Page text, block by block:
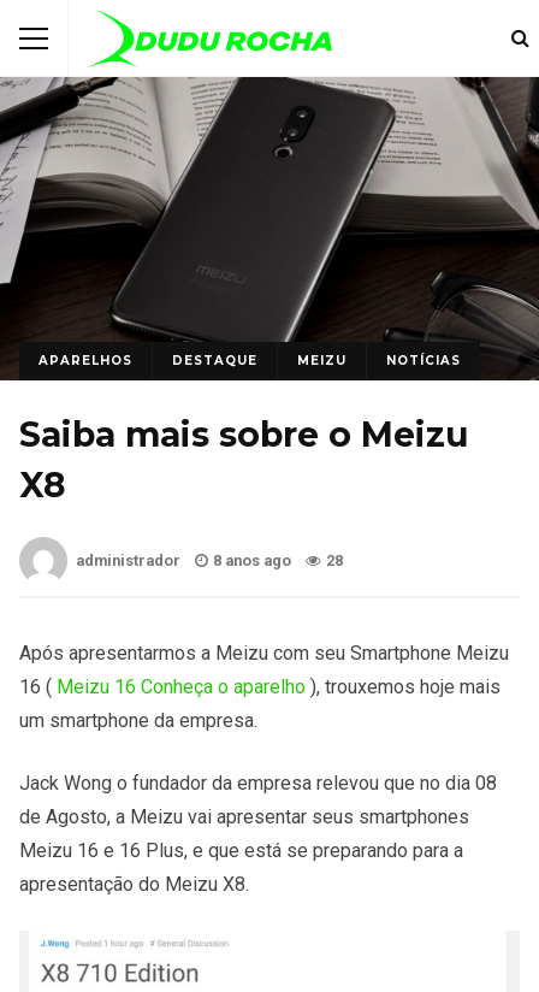
APARELHOS DESTAQUE MEIZU NOTÍCIAS
Saiba mais sobre o Meizu
X8
administrador 8 anos ago 28
Após apresentarmos a Meizu com seu Smartphone Meizu
16 ( Meizu 16 Conheça o aparelho ), trouxemos hoje mais
um smartphone da empresa.
Jack Wong o fundador da empresa relevou que no dia 08
de Agosto, a Meizu vai apresentar seus smartphones
Meizu 16 e 16 Plus, e que está se preparando para a
apresentação do Meizu X8.